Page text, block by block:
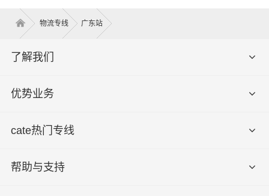
物流专线 广东站
了解我们
优势业务
cate热门专线
帮助与支持